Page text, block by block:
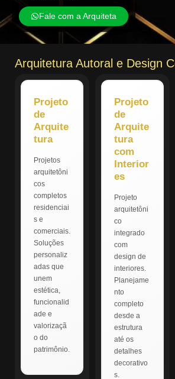
Fale com a Arquiteta
Arquitetura Autoral e Design
Projeto
de
Arquite
tura
Projetos
arquitetôni
cos
completos
residenciai
s e
comerciais.
Soluções
personaliz
adas que
unem
estética,
funcionalid
ade e
valorizaçã
o do
patrimônio.
Projeto
de
Arquite
tura
com
Interior
es
Projeto
arquitetôni
co
integrado
com
design de
interiores.
Planejame
nto
completo
desde a
estrutura
até os
detalhes
decorativo
s.